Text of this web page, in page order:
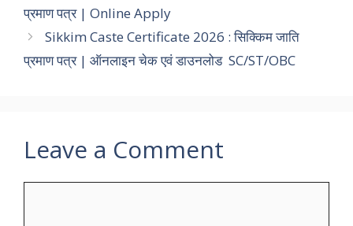
प्रमाण पत्र | Online Apply
Sikkim Caste Certificate 2026 : सिक्किम जाति
प्रमाण पत्र | ऑनलाइन चेक एवं डाउनलोड SC/ST/OBC
Leave a Comment